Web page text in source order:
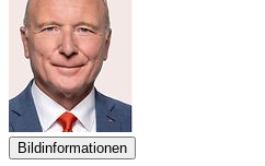
Bildinformationen